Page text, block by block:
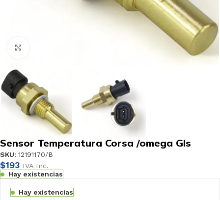
Sensor Temperatura Corsa /omega Gls
SKU: 12191170/B
$193 IVA Inc.
Hay existencias
Hay existencias